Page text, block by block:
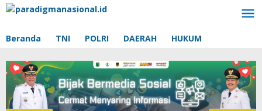
Lewati
Beranda TNI POLRI DAERAH HUKUM